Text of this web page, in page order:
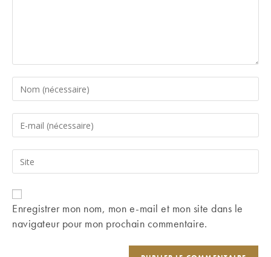
Enter
your
name
comment
Enter
your
email
address
comment
Saisir
l’URL
de
votre
(facultatif)
Enregistrer mon nom, mon e-mail et mon site dans le
navigateur pour mon prochain commentaire.